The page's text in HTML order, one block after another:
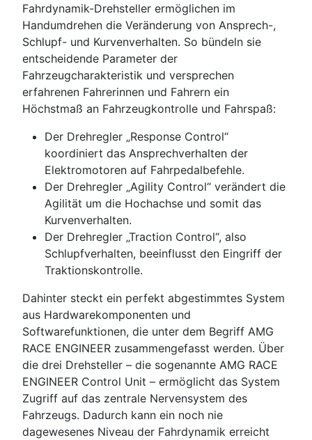
Fahrdynamik-Drehsteller ermöglichen im
Handumdrehen die Veränderung von Ansprech-,
Schlupf- und Kurvenverhalten. So bündeln sie
entscheidende Parameter der
Fahrzeugcharakteristik und versprechen
erfahrenen Fahrerinnen und Fahrern ein
Höchstmaß an Fahrzeugkontrolle und Fahrspaß:
Der Drehregler „Response Control“
koordiniert das Ansprechverhalten der
Elektromotoren auf Fahrpedalbefehle.
Der Drehregler „Agility Control“ verändert die
Agilität um die Hochachse und somit das
Kurvenverhalten.
Der Drehregler „Traction Control“, also
Schlupfverhalten, beeinflusst den Eingriff der
Traktionskontrolle.
Dahinter steckt ein perfekt abgestimmtes System
aus Hardwarekomponenten und
Softwarefunktionen, die unter dem Begriff AMG
RACE ENGINEER zusammengefasst werden. Über
die drei Drehsteller – die sogenannte AMG RACE
ENGINEER Control Unit – ermöglicht das System
Zugriff auf das zentrale Nervensystem des
Fahrzeugs. Dadurch kann ein noch nie
dagewesenes Niveau der Fahrdynamik erreicht